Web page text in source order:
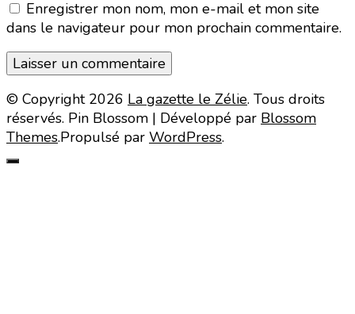
Enregistrer mon nom, mon e-mail et mon site
dans le navigateur pour mon prochain commentaire.
© Copyright 2026 La gazette le Zélie. Tous droits
réservés. Pin Blossom | Développé par Blossom
Themes.Propulsé par WordPress.